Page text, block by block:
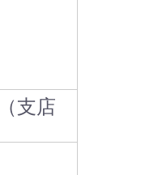
支店